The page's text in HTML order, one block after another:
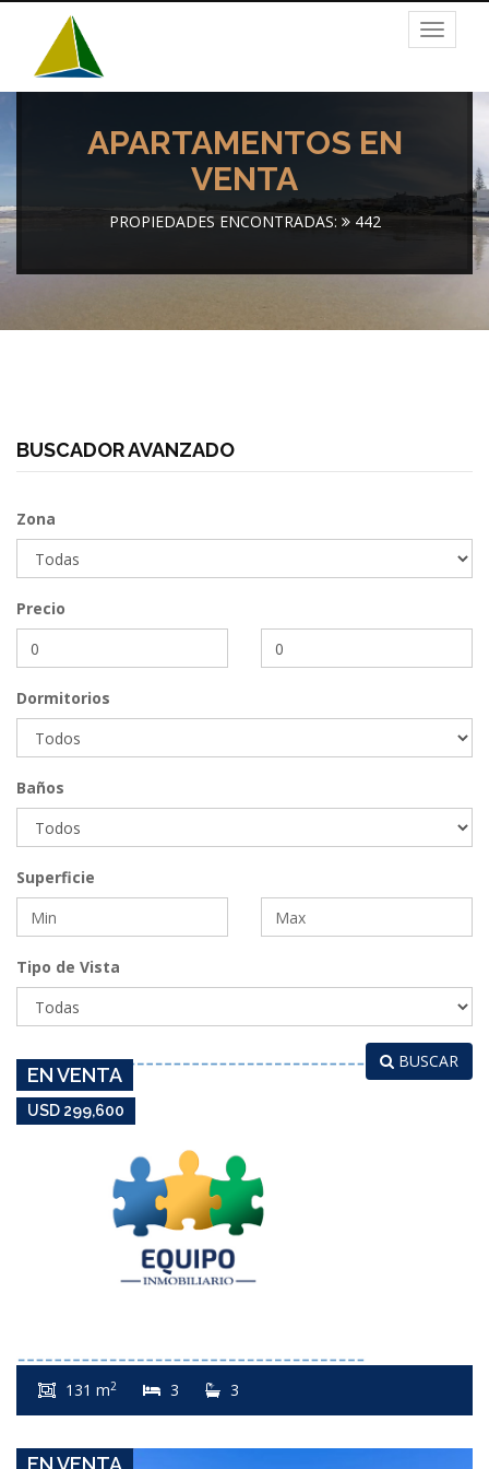
Toggle
APARTAMENTOS EN
VENTA
PROPIEDADES ENCONTRADAS: 442
BUSCADOR AVANZADO
Zona
Precio
Dormitorios
Baños
Superficie
Tipo de Vista
BUSCAR
USD 299,600
Apartamento #7066
EN VENTA
USD 299,600
131 m2 3 3
Apartamento #3733
CHIVERTA
EN VENTA